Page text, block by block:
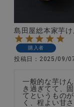
島田屋総本家芋
購入者
投稿日 2025/09/
一般的な芋け
き過ぎてて、
てというもの
く、程よい甘